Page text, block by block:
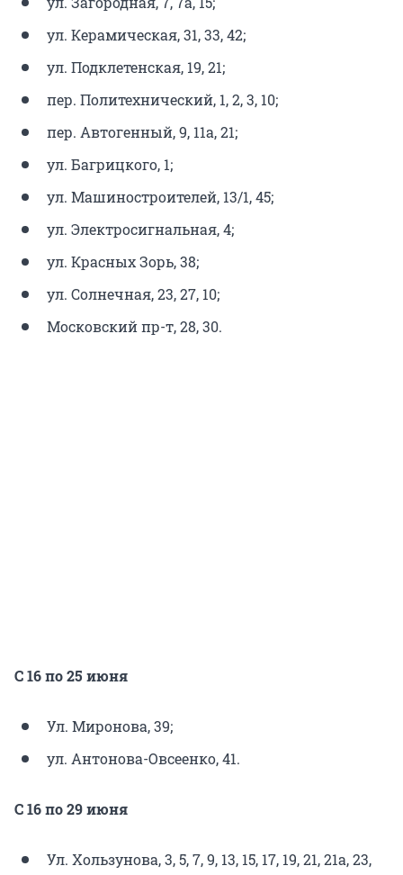
ул. Керамическая, 31, 33, 42;
ул. Подклетенская, 19, 21;
пер. Политехнический, 1, 2, 3, 10;
пер. Автогенный, 9, 11а, 21;
ул. Багрицкого, 1;
ул. Машиностроителей, 13/1, 45;
ул. Электросигнальная, 4;
ул. Красных Зорь, 38;
ул. Солнечная, 23, 27, 10;
Московский пр-т, 28, 30.
С 16 по 25 июня
Ул. Миронова, 39;
ул. Антонова-Овсеенко, 41.
С 16 по 29 июня
Ул. Хользунова, 3, 5, 7, 9, 13, 15, 17, 19, 21, 21а, 23,